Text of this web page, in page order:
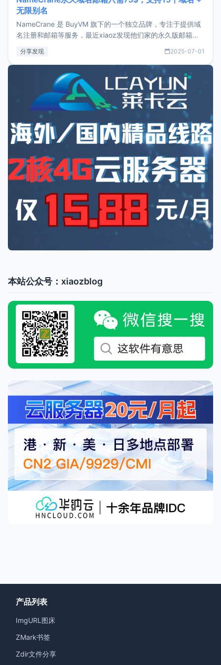
无限别名
NameCrane 是 BuyVM 旗下的一个独立品牌，专注于提供域
名注册和邮箱等服务，最近xiaoz发现他们家的永久版邮箱服
又实惠的域名邮箱，不妨尝试一下 NameCrane。注册
NameCraneNameCrane不支持直接注册，必须要购买
分享发现 2025-07-01
本站公众号：xiaozblog
产品列表
ImgURL图床
ZMark书签
Zdir文件分享